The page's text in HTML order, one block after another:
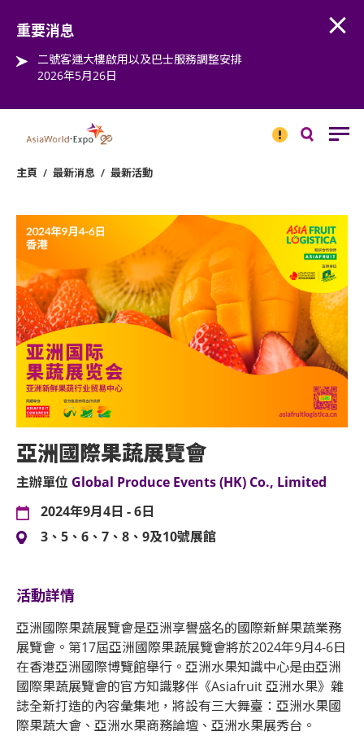
重要消息
二號客運大樓啟用以及巴士服務調整安排
2026年5月26日
消息
主頁 / 最新消息 / 最新活動
亞洲國際果蔬展覽會
主辦單位 Global Produce Events (HK) Co., Limited
2024年9月4日 - 6日
3、5、6、7、8、9及10號展館
活動詳情
亞洲國際果蔬展覽會是亞洲享譽盛名的國際新鮮果蔬業務
展覽會。第17屆亞洲國際果蔬展覽會將於2024年9月4-6日
在香港亞洲國際博覽館舉行。亞洲水果知識中心是由亞洲
國際果蔬展覽會的官方知識夥伴《Asiafruit 亞洲水果》雜
誌全新打造的內容彙集地，將設有三大舞臺：亞洲水果國
際果蔬大會、亞洲水果商務論壇、亞洲水果展秀台。